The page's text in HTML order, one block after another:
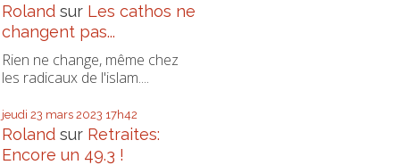
Roland sur Les cathos ne
changent pas...
Rien ne change, même chez
les radicaux de l'islam....
jeudi 23 mars 2023 17h42
Roland sur Retraites:
Encore un 49.3 !